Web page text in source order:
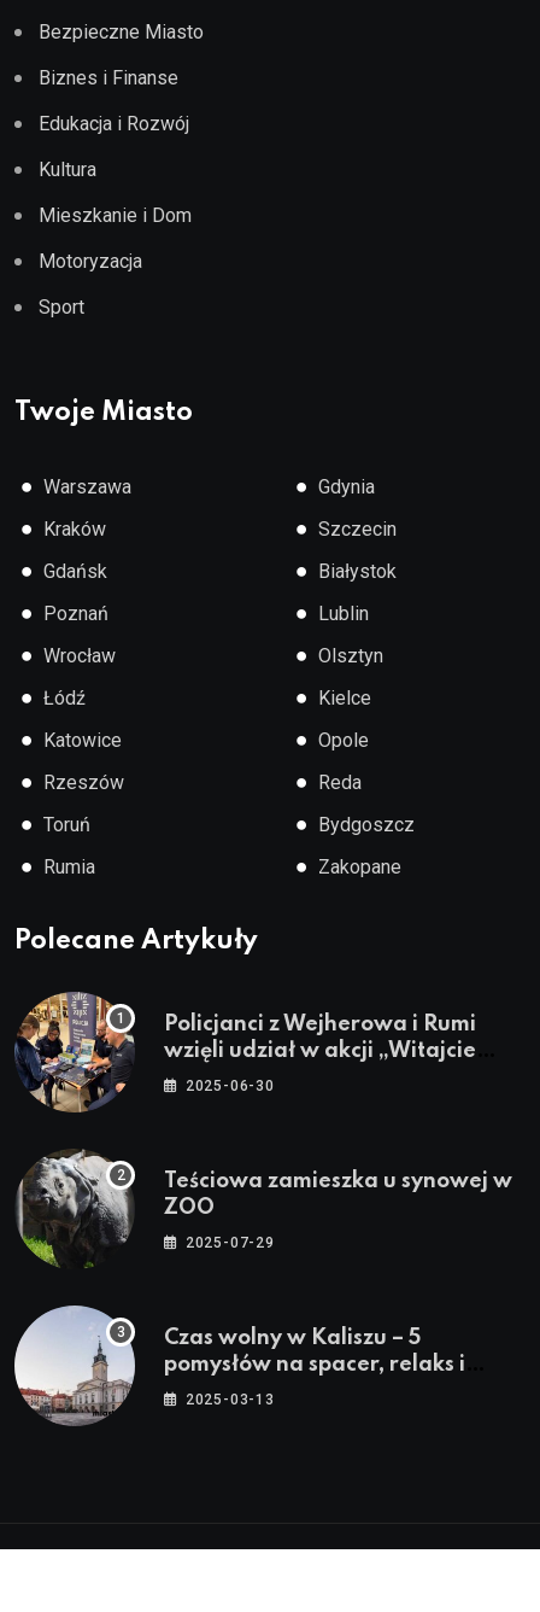
Bezpieczne Miasto
Biznes i Finanse
Edukacja i Rozwój
Kultura
Mieszkanie i Dom
Motoryzacja
Sport
Twoje Miasto
● Warszawa
● Kraków
● Gdańsk
● Poznań
● Wrocław
● Łódź
● Katowice
● Rzeszów
● Toruń
● Rumia
● Gdynia
● Szczecin
● Białystok
● Lublin
● Olsztyn
● Kielce
● Opole
● Reda
● Bydgoszcz
● Zakopane
Polecane Artykuły
Policjanci z Wejherowa i Rumi
wzięli udział w akcji „Witajcie
Wakacje”
2025-06-30
Teściowa zamieszka u synowej w
ZOO
2025-07-29
Czas wolny w Kaliszu – 5
pomysłów na spacer, relaks i
rodzinne atrakcje
2025-03-13